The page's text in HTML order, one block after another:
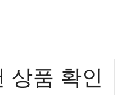
상품 확인